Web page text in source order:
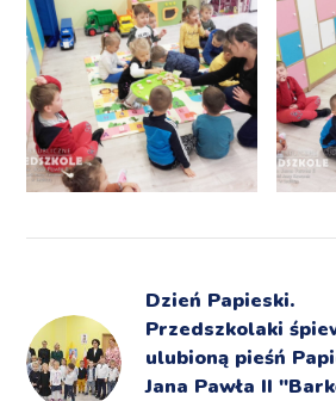
Dzień Papieski.
Przedszkolaki
ulubioną pieśń
Jana Pawła II